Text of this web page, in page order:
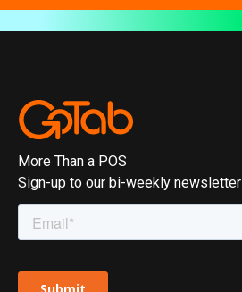
More Than a POS
Sign-up to our bi-weekly newsletter